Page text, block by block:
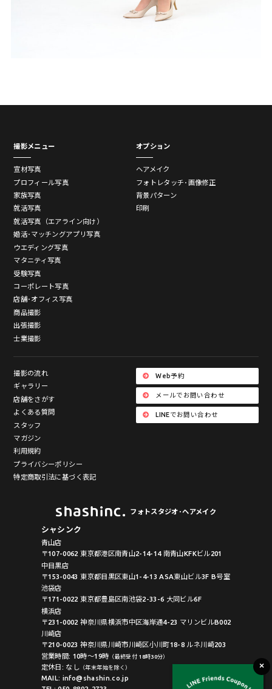
撮影メニュー
宣材写真
プロフィール写真
家族写真
就活写真
就活写真（エアライン向け）
婚活･マッチングアプリ写真
ウエディング写真
マタニティ写真
受験写真
コーポレート写真
店舗･オフィス写真
商品撮影
出張撮影
士業撮影
オプション
ヘアメイク
フォトレタッチ･画像修正
背景パターン
印刷
撮影の流れ
ギャラリー
店舗をさがす
よくある質問
スタッフ
マガジン
利用規約
プライバシーポリシー
特定商取引法に基づく表記
Web予約
メールでお問い合わせ
LINEでお問い合わせ
フォトスタジオ･ヘアメイク
シャシンク
青山店
〒107-0062 東京都港区南青山2-14-14 南青山KFKビル201
中目黒店
〒153-0043 東京都目黒区東山1-4-13 ASA東山ビル3F B号室
池袋店
〒171-0022 東京都豊島区南池袋2-33-6 大同ビル6F
横浜店
〒231-0002 神奈川県横浜市中区海岸通4-23 マリンビルB002
川崎店
〒210-0023 神奈川県川崎市川崎区小川町18-8 ルネ川崎203
営業時間: 10時〜19時 （最終受付 18時30分）
定休日: なし （年末年始を除く）
MAIL: info@shashin.co.jp